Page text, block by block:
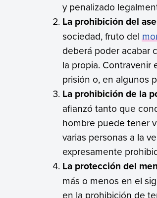
y penalizado
La prohibición del
sociedad, fruto del
deberá poder acabar
la propia. Contravenir
prisión o, en algunos
La prohibición de la
afianzó tanto que
hombre puede tener
varias personas a la
expresamente
La protección del
más o menos en el
en la prohibición de